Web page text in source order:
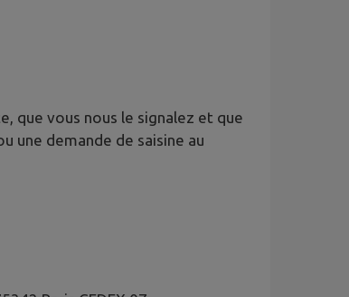
que vous nous le signalez et que
une demande de saisine au